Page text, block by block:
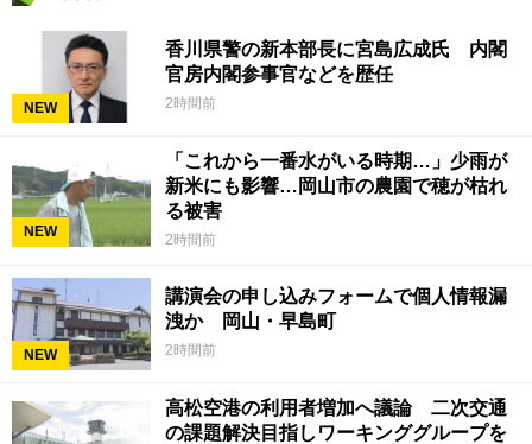
NEW
香川県警の新本部長に宮島広成氏 内閣
官房内閣参事官などを歴任
2時間前
NEW
「これから一番水がいる時期…」少雨が
新米にも影響…岡山市の農園で穂が枯れ
る被害
2時間前
NEW
講演会の申し込みフォームで個人情報漏
洩か 岡山・早島町
2時間前
高松空港の利用者増加へ議論 二次交通
の課題解決目指しワーキンググループを